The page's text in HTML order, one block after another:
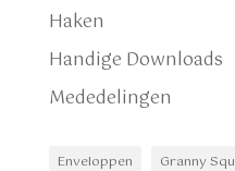
Haken
Handige Downloads
Mededelingen
Enveloppen Granny